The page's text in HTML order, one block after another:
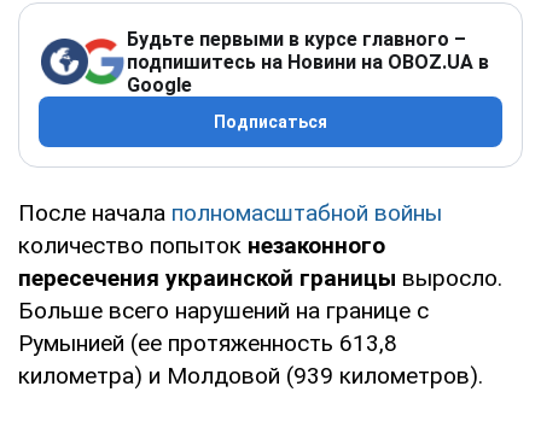
Будьте первыми в курсе главного –
подпишитесь на Новини на OBOZ.UA в
Google
Подписаться
После начала полномасштабной войны
количество попыток незаконного
пересечения украинской границы выросло.
Больше всего нарушений на границе с
Румынией (ее протяженность 613,8
километра) и Молдовой (939 километров).